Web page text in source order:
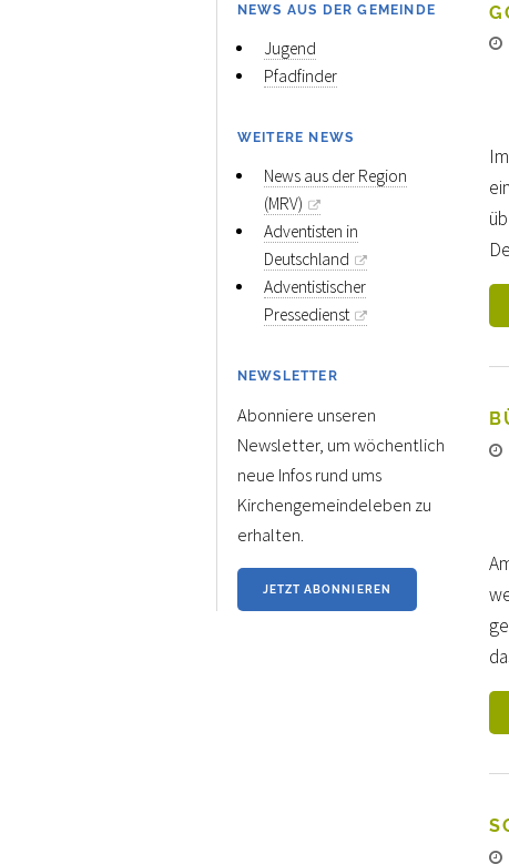
NEWS AUS DER GEMEINDE
Jugend
Pfadfinder
WEITERE NEWS
News aus der Region
(MRV)
Adventisten in
Deutschland
Adventistischer
Pressedienst
NEWSLETTER
Abonniere unseren
Newsletter, um wöchentlich
neue Infos rund ums
Kirchengemeindeleben zu
erhalten.
JETZT ABONNIEREN